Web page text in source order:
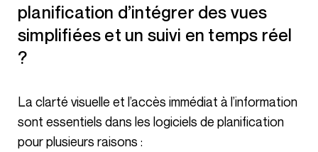
planification d’intégrer des vues
simplifiées et un suivi en temps réel
?
La clarté visuelle et l’accès immédiat à l’information
sont essentiels dans les logiciels de planification
pour plusieurs raisons :